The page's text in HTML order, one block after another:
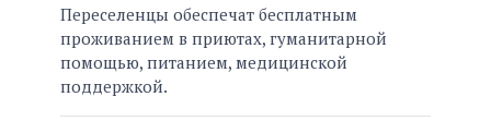
Переселенцы обеспечат бесплатным
проживанием в приютах, гуманитарной
помощью, питанием, медицинской
поддержкой.